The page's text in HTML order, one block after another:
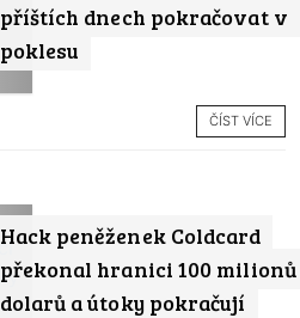
příštích dnech pokračovat v
poklesu
ČÍST VÍCE
Hack peněženek Coldcard
překonal hranici 100 milionů
dolarů a útoky pokračují